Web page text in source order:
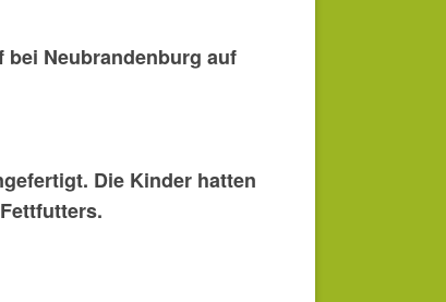
bei Neubrandenburg auf
Die Kinder hatten